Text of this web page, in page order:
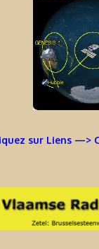
sur Liens —>